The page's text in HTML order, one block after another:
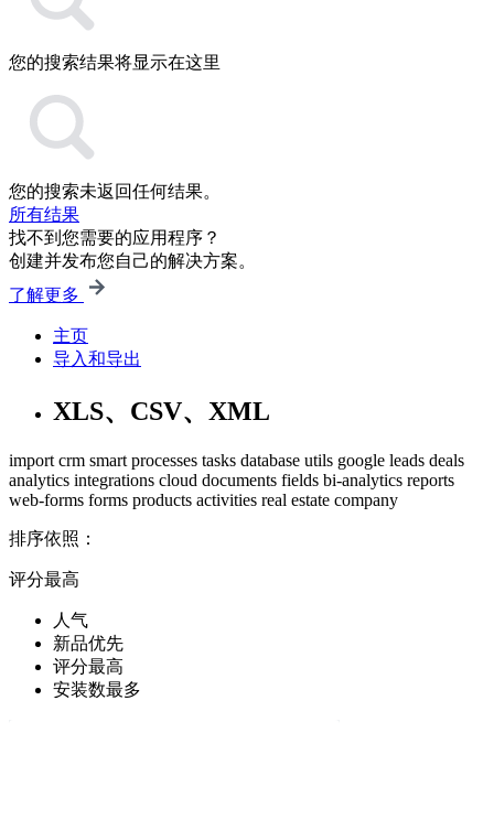
您的搜索结果将显示在这里
您的搜索未返回任何结果。
所有结果
找不到您需要的应用程序？
创建并发布您自己的解决方案。
了解更多
主页
导入和导出
XLS、CSV、XML
import crm smart processes tasks database utils google leads deals
analytics integrations cloud documents fields bi-analytics reports
web-forms forms products activities real estate company
排序依照：
评分最高
人气
新品优先
评分最高
安装数最多